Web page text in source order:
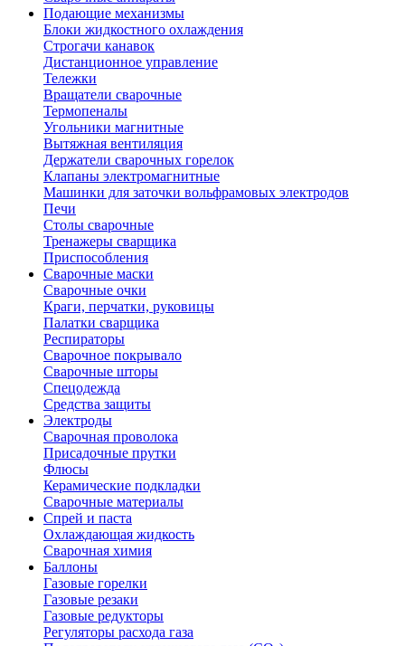
Подающие механизмы
Блоки жидкостного охлаждения
Строгачи канавок
Дистанционное управление
Тележки
Вращатели сварочные
Термопеналы
Угольники магнитные
Вытяжная вентиляция
Держатели сварочных горелок
Клапаны электромагнитные
Машинки для заточки вольфрамовых электродов
Печи
Столы сварочные
Тренажеры сварщика
Приспособления
Сварочные маски
Сварочные очки
Краги, перчатки, руковицы
Палатки сварщика
Респираторы
Сварочное покрывало
Сварочные шторы
Спецодежда
Средства защиты
Электроды
Сварочная проволока
Присадочные прутки
Флюсы
Керамические подкладки
Сварочные материалы
Спрей и паста
Охлаждающая жидкость
Сварочная химия
Баллоны
Газовые горелки
Газовые резаки
Газовые редукторы
Регуляторы расхода газа